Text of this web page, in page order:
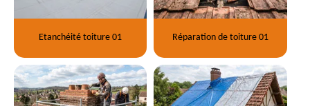
Etanchéité toiture 01 Réparation de toiture 01